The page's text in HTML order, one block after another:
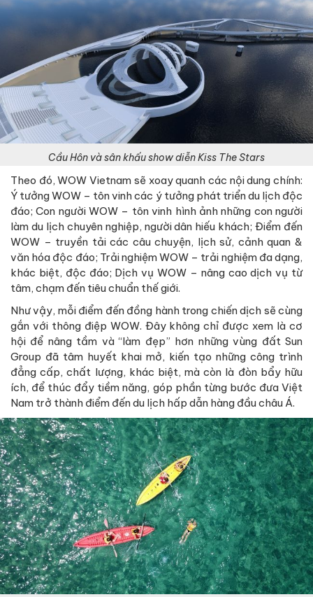
Cầu Hôn và sân khấu show diễn Kiss The Stars
Theo đó, WOW Vietnam sẽ xoay quanh các nội dung chính:
Ý tưởng WOW – tôn vinh các ý tưởng phát triển du lịch độc
đáo; Con người WOW – tôn vinh hình ảnh những con người
làm du lịch chuyên nghiệp, người dân hiếu khách; Điểm đến
WOW – truyền tải các câu chuyện, lịch sử, cảnh quan &
văn hóa độc đáo; Trải nghiệm WOW – trải nghiệm đa dạng,
khác biệt, độc đáo; Dịch vụ WOW – nâng cao dịch vụ từ
tâm, chạm đến tiêu chuẩn thế giới.
Như vậy, mỗi điểm đến đồng hành trong chiến dịch sẽ cùng
gắn với thông điệp WOW. Đây không chỉ được xem là cơ
hội để nâng tầm và “làm đẹp” hơn những vùng đất Sun
Group đã tâm huyết khai mở, kiến tạo những công trình
đẳng cấp, chất lượng, khác biệt, mà còn là đòn bẩy hữu
ích, để thúc đẩy tiềm năng, góp phần từng bước đưa Việt
Nam trở thành điểm đến du lịch hấp dẫn hàng đầu châu Á.